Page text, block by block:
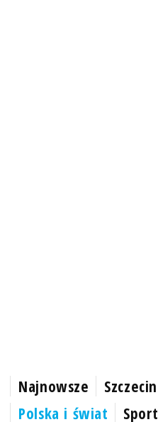
Najnowsze Szczecin
Polska i świat
Sport